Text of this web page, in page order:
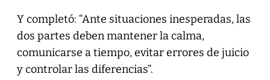
Y completó: “Ante situaciones inesperadas, las
dos partes deben mantener la calma,
comunicarse a tiempo, evitar errores de juicio
y controlar las diferencias”.